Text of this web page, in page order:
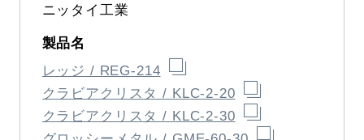
ニッタイ工業
レッジ / REG-214
クラビアクリスタ / KLC-2-20
クラビアクリスタ / KLC-2-30